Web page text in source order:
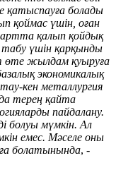
қатыспауға болады
қоймас үшін, оған
артта қалып қойдық
табу үшін қарқынды
өте жылдам қуыруға
экономикалық
кен металлургия
терең қайта
пайдалану.
болуы мүмкін. Ал
емес. Мәселе оны
болатынында, -